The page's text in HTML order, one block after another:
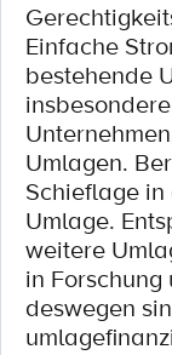
Einfache
bestehende
Umlagen.
Schieflage in
Umlage.
weitere
in
deswegen